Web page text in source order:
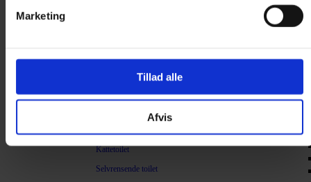
Marketing
Tillad alle
Afvis
Halsbånd og seler
Kattetoilet
Selvrensende toilet